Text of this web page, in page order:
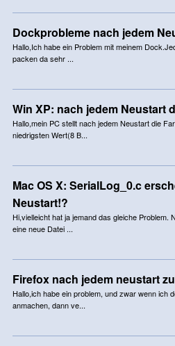
Dockprobleme nach jedem
Hallo,Ich habe ein Problem mit meinem
packen da sehr ...
Win XP: nach jedem Neustart
Hallo,mein PC stellt nach jedem Neustart die
niedrigsten Wert(8 B...
Mac OS X: SerialLog_0.c
Neustart!?
Hi,vielleicht hat ja jemand das gleiche Problem.
eine neue Datei ...
Firefox nach jedem neustart
Hallo,ich habe ein problem, und zwar wenn ich
anmachen, dann ve...